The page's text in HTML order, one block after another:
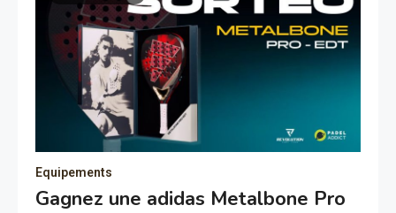
Equipements
Gagnez une adidas Metalbone Pro